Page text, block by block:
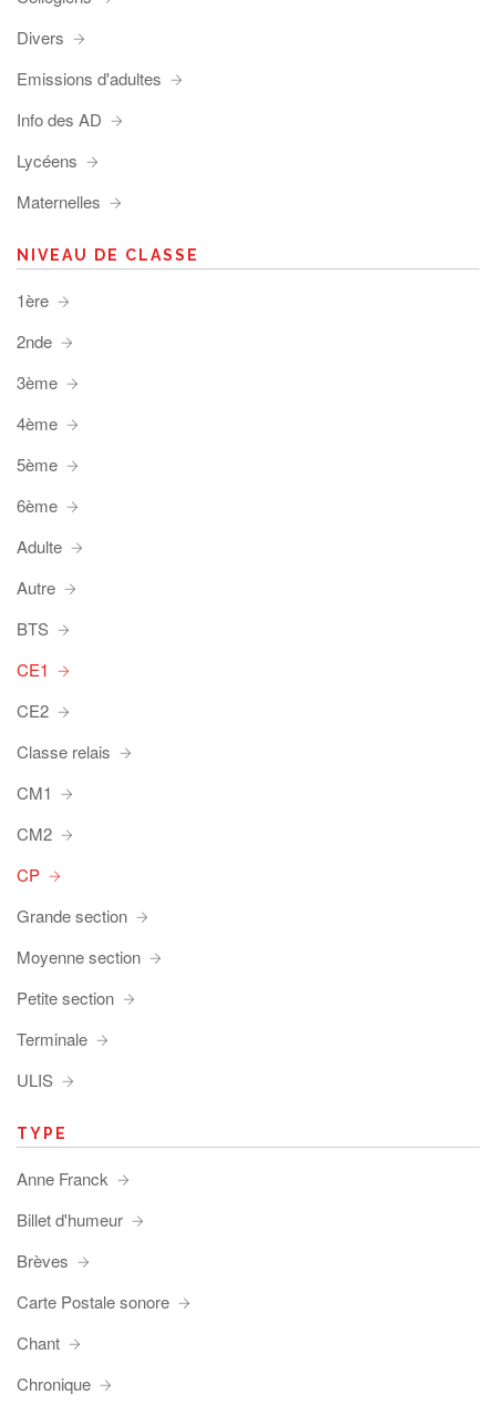
Divers
Emissions d'adultes
Info des AD
Lycéens
Maternelles
NIVEAU DE CLASSE
1ère
2nde
3ème
4ème
5ème
6ème
Adulte
Autre
BTS
CE1
CE2
Classe relais
CM1
CM2
CP
Grande section
Moyenne section
Petite section
Terminale
ULIS
TYPE
Anne Franck
Billet d'humeur
Brèves
Carte Postale sonore
Chant
Chronique